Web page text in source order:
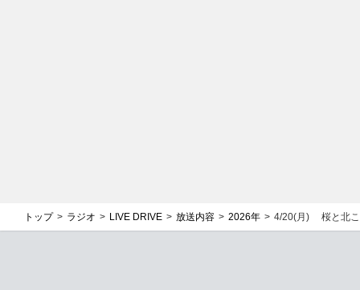
トップ ラジオ LIVE DRIVE 放送内容 2026年 4/20(月) 桜と北こ